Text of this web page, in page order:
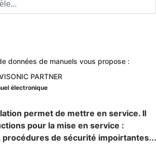
données de manuels vous propose :
PARTNER
électronique
permet de mettre en service. Il
pour la mise en service :
procédures de sécurité impoirtantes...